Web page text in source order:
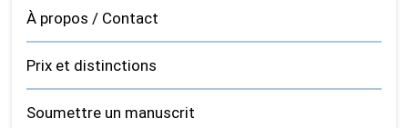
À propos / Contact
Prix et distinctions
Soumettre un manuscrit